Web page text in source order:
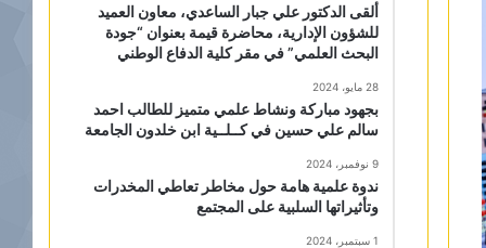
ألقى الدكتور علي جبار الساعدي، معاون العميد
للشؤون الإدارية، محاضرة قيمة بعنوان “جودة
البحث العلمي” في مقر كلية الدفاع الوطني
28 مايو، 2024
بجهود مباركة ونشاط علمي متميز للطالب احمد
سالم علي حسين في كــلــية ابن خلدون الجامعة
9 نوفمبر، 2024
ندوة علمية هامة حول مخاطر تعاطي المخدرات
وتأثيراتها السلبية على المجتمع
1 سبتمبر، 2024